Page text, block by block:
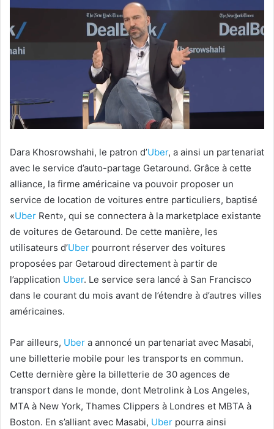
Dara Khosrowshahi, le patron d’Uber, a ainsi un partenariat
avec le service d’auto-partage Getaround. Grâce à cette
alliance, la firme américaine va pouvoir proposer un
service de location de voitures entre particuliers, baptisé
«Uber Rent», qui se connectera à la marketplace existante
de voitures de Getaround. De cette manière, les
utilisateurs d’Uber pourront réserver des voitures
proposées par Getaroud directement à partir de
l’application Uber. Le service sera lancé à San Francisco
dans le courant du mois avant de l’étendre à d’autres villes
américaines.
Par ailleurs, Uber a annoncé un partenariat avec Masabi,
une billetterie mobile pour les transports en commun.
Cette dernière gère la billetterie de 30 agences de
transport dans le monde, dont Metrolink à Los Angeles,
MTA à New York, Thames Clippers à Londres et MBTA à
Boston. En s’alliant avec Masabi, Uber pourra ainsi